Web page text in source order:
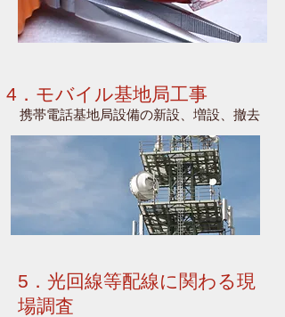
4．モバイル基地局工事
携帯電話基地局設備の新設、増設、撤去
5． 光回線等配線に関わる現
場調査